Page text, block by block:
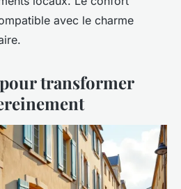
avec le charme
pour transformer